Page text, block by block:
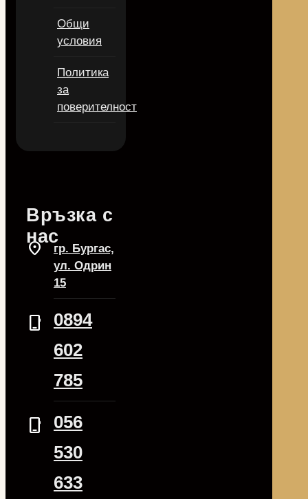
Общи
условия
Политика
за
поверителност
Връзка с
нас
location_on
гр. Бургас,
ул. Одрин
15
phone_iphone
0894
602
785
phone_iphone
056
530
633